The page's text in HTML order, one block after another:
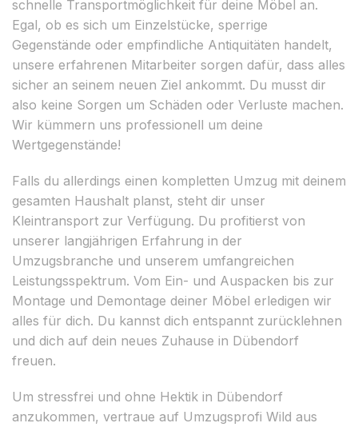
schnelle Transportmöglichkeit für deine Möbel an.
Egal, ob es sich um Einzelstücke, sperrige
Gegenstände oder empfindliche Antiquitäten handelt,
unsere erfahrenen Mitarbeiter sorgen dafür, dass alles
sicher an seinem neuen Ziel ankommt. Du musst dir
also keine Sorgen um Schäden oder Verluste machen.
Wir kümmern uns professionell um deine
Wertgegenstände!
Falls du allerdings einen kompletten Umzug mit deinem
gesamten Haushalt planst, steht dir unser
Kleintransport zur Verfügung. Du profitierst von
unserer langjährigen Erfahrung in der
Umzugsbranche und unserem umfangreichen
Leistungsspektrum. Vom Ein- und Auspacken bis zur
Montage und Demontage deiner Möbel erledigen wir
alles für dich. Du kannst dich entspannt zurücklehnen
und dich auf dein neues Zuhause in Dübendorf
freuen.
Um stressfrei und ohne Hektik in Dübendorf
anzukommen, vertraue auf Umzugsprofi Wild aus